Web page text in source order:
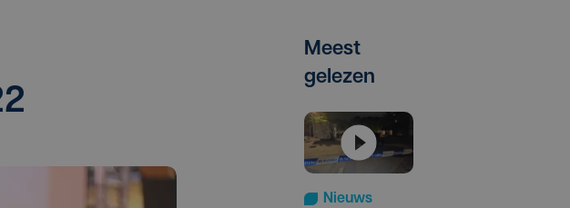
Meest
gelezen
Nieuws